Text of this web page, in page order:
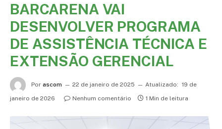
BARCARENA VAI
DESENVOLVER PROGRAMA
DE ASSISTÊNCIA TÉCNICA E
EXTENSÃO GERENCIAL
Por ascom 22 de janeiro de 2025 Atualizado: 19 de
janeiro de 2026
Nenhum comentário 1 Min de leitura